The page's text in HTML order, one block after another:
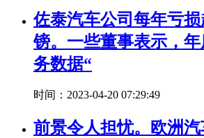
佐泰汽车公司每年亏损
镑。一些董事表示，
务数据“
时间：2023-04-20 07:29:49
前景令人担忧。欧洲